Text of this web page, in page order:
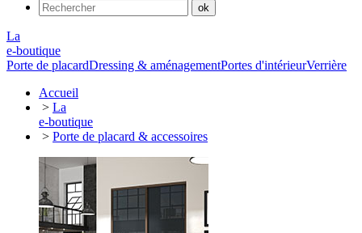
La
e-boutique
Porte de placardDressing & aménagementPortes d'intérieurVerrière
Accueil
> La
e-boutique
> Porte de placard & accessoires